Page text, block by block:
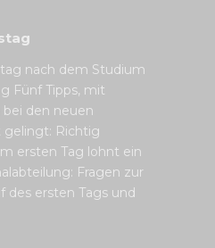
nach dem Studium
Fünf Tipps, mit
den neuen
gelingt: Richtig
ersten Tag lohnt ein
Fragen zur
des ersten Tags und